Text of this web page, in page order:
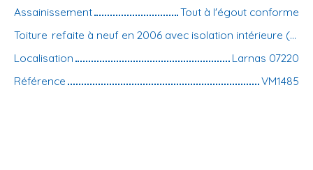
Assainissement
Tout à l'égout conforme
Toiture
refaite à neuf en 2006 avec isolation intérieure (trilatte finition lambris)
Localisation
Larnas 07220
Référence
VM1485